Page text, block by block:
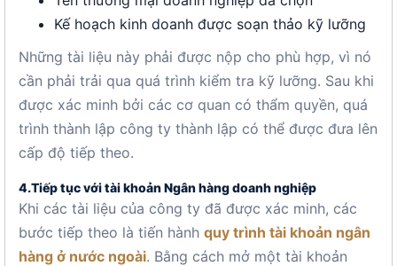
Kế hoạch kinh doanh được soạn thảo kỹ lưỡng
Những tài liệu này phải được nộp cho phù hợp, vì nó
cần phải trải qua quá trình kiểm tra kỹ lưỡng. Sau khi
được xác minh bởi các cơ quan có thẩm quyền, quá
trình thành lập công ty thành lập có thể được đưa lên
cấp độ tiếp theo.
4.Tiếp tục với tài khoản Ngân hàng doanh nghiệp
Khi các tài liệu của công ty đã được xác minh, các
bước tiếp theo là tiến hành quy trình tài khoản ngân
hàng ở nước ngoài. Bằng cách mở một tài khoản